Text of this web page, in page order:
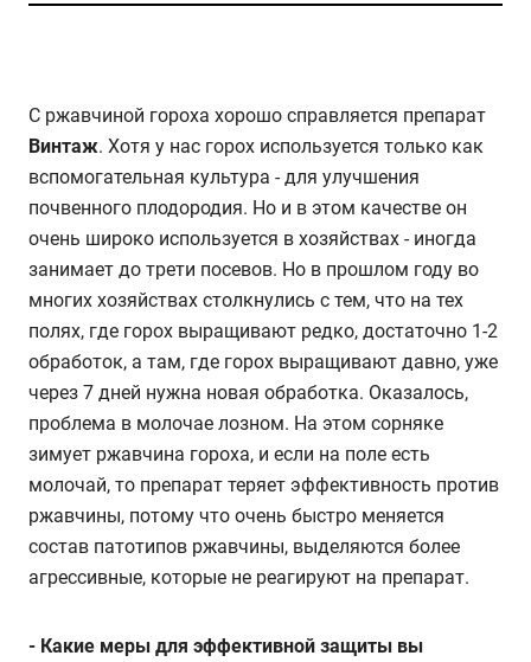
С ржавчиной гороха хорошо справляется препарат
Винтаж. Хотя у нас горох используется только как
вспомогательная культура - для улучшения
почвенного плодородия. Но и в этом качестве он
очень широко используется в хозяйствах - иногда
занимает до трети посевов. Но в прошлом году во
многих хозяйствах столкнулись с тем, что на тех
полях, где горох выращивают редко, достаточно 1-2
обработок, а там, где горох выращивают давно, уже
через 7 дней нужна новая обработка. Оказалось,
проблема в молочае лозном. На этом сорняке
зимует ржавчина гороха, и если на поле есть
молочай, то препарат теряет эффективность против
ржавчины, потому что очень быстро меняется
состав патотипов ржавчины, выделяются более
агрессивные, которые не реагируют на препарат.
- Какие меры для эффективной защиты вы